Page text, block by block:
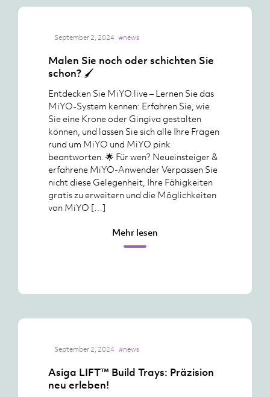
September 2, 2024 #news
Malen Sie noch oder schichten Sie
schon? 🖌️
Entdecken Sie MiYO.live – Lernen Sie das
MiYO-System kennen: Erfahren Sie, wie
Sie eine Krone oder Gingiva gestalten
können, und lassen Sie sich alle Ihre Fragen
rund um MiYO und MiYO pink
beantworten. 🌟 Für wen? Neueinsteiger &
erfahrene MiYO-Anwender Verpassen Sie
nicht diese Gelegenheit, Ihre Fähigkeiten
gratis zu erweitern und die Möglichkeiten
von MiYO […]
Mehr lesen
September 2, 2024 #news
Asiga LIFT™ Build Trays: Präzision
neu erleben!